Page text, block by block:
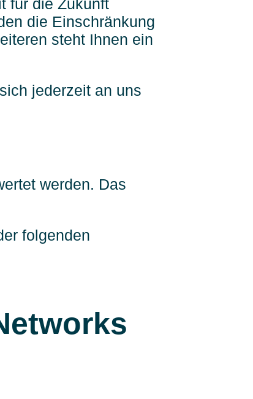
für die Zukunft
die Einschränkung
steht Ihnen ein
jederzeit an uns
werden. Das
folgenden